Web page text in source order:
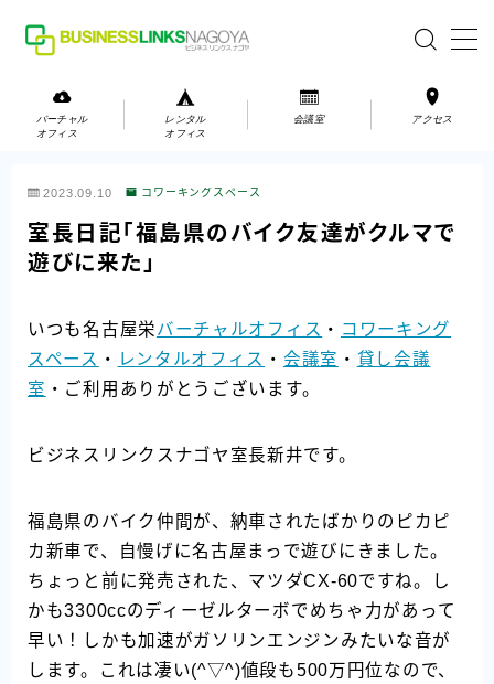
会議室
お問い合わせ
お問い合わせ
アクセス
バーチャル
オフィス
レンタル
オフィス
会議室 アクセス
2023.09.10 コワーキングスペース
室長日記「福島県のバイク友達がクルマで
遊びに来た」
いつも名古屋栄バーチャルオフィス ・ コワーキング
スペース ・ レンタルオフィス ・ 会議室 ・ 貸し会議
室 ・ご利用ありがとうございます。
ビジネスリンクスナゴヤ室長新井です。
福島県のバイク仲間が、納車されたばかりのピカピ
カ新車で、自慢げに名古屋まっで遊びにきました。
ちょっと前に発売された、マツダCX-60ですね。し
かも3300ccのディーゼルターボでめちゃ力があって
早い！しかも加速がガソリンエンジンみたいな音が
します。これは凄い(^▽^)値段も500万円位なので、